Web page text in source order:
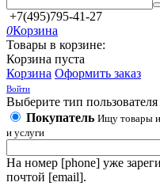
+7(495)795-41-27
0Корзина
Товары в корзине:
Корзина пуста
Корзина Оформить заказ
Войти
Выберите тип пользователя
Покупатель Ищу товары
и услуги
На номер [phone] уже
почтой [email].